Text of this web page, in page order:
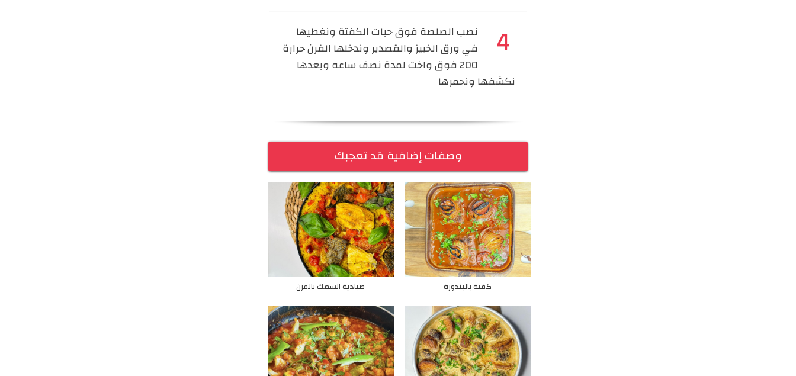
نصب الصلصة فوق حبات الكفتة ونغطيها
في ورق الخبيز والقصدير وندخلها الفرن حرارة
200 فوق واخت لمدة نصف ساعه وبعدها
نكشفها ونحمرها
وصفات إضافية قد تعجبك
كفتة بالبندورة صيادية السمك بالفرن